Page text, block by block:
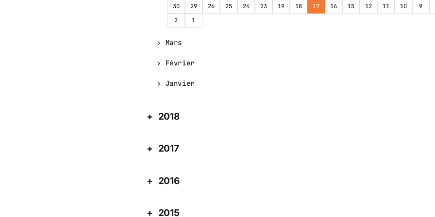
30 29 26 25 24 23 19 18 17 16 15 12 11 10 9
2
1
Mars
Février
Janvier
2018
2017
2016
2015